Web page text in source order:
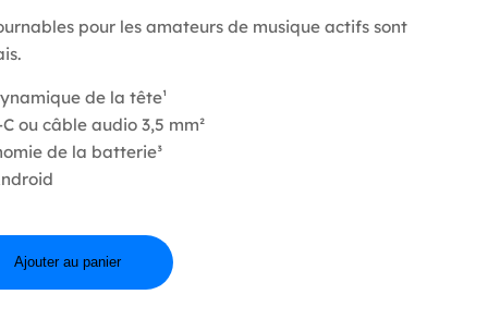
pour les amateurs de musique actifs sont
de la tête¹
ou câble audio 3,5 mm²
de la batterie³
Ajouter au panier